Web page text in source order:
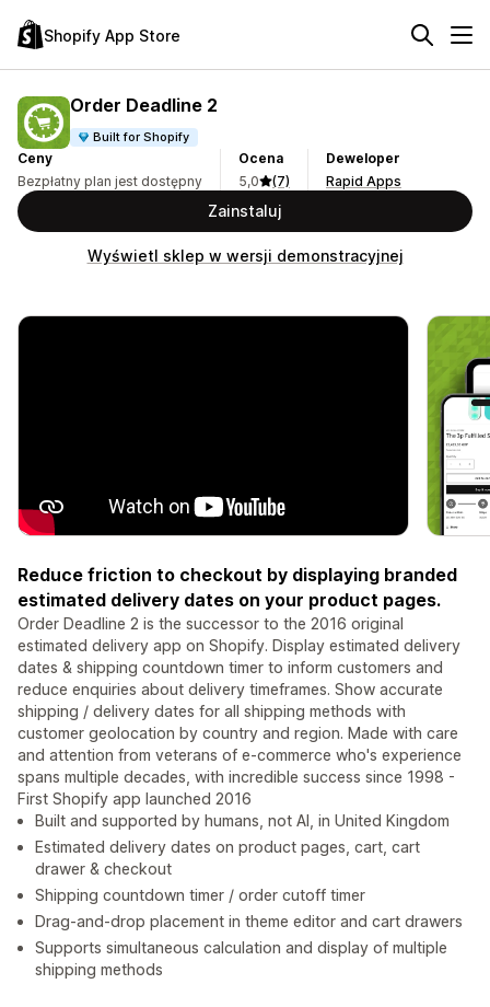
Shopify App Store
Order Deadline 2
Built for Shopify
Ceny
Bezpłatny plan jest dostępny
Ocena
5,0
(7)
Deweloper
Rapid Apps
Zainstaluj
Wyświetl sklep w wersji demonstracyjnej
Reduce friction to checkout by displaying branded
estimated delivery dates on your product pages.
Order Deadline 2 is the successor to the 2016 original
estimated delivery app on Shopify. Display estimated delivery
dates & shipping countdown timer to inform customers and
reduce enquiries about delivery timeframes. Show accurate
shipping / delivery dates for all shipping methods with
customer geolocation by country and region. Made with care
and attention from veterans of e-commerce who's experience
spans multiple decades, with incredible success since 1998 -
First Shopify app launched 2016
Built and supported by humans, not AI, in United Kingdom
Estimated delivery dates on product pages, cart, cart
drawer & checkout
Shipping countdown timer / order cutoff timer
Drag-and-drop placement in theme editor and cart drawers
Supports simultaneous calculation and display of multiple
shipping methods